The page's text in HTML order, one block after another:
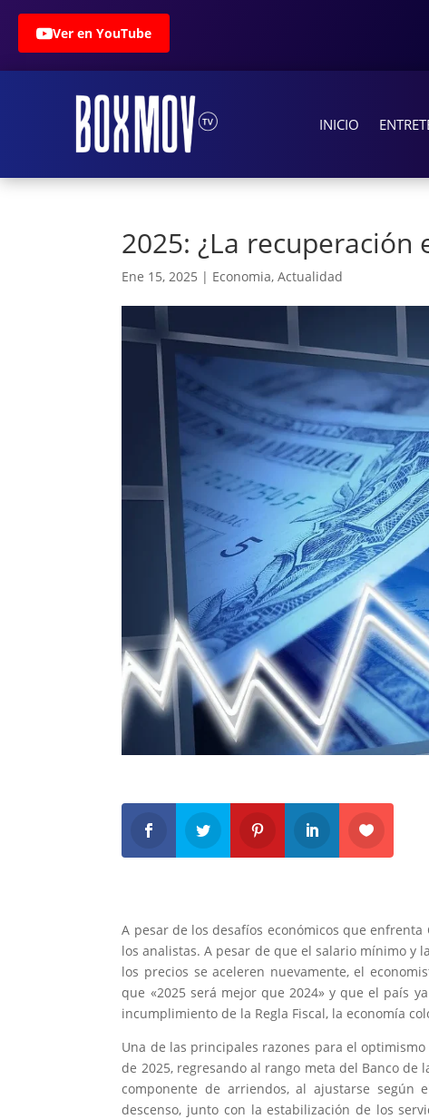
Ver en YouTube
INICIO
2025: ¿La recuperación
Ene 15, 2025 | Economia,Actualidad
A pesar de los desafíos económicos que
los analistas. A pesar de que el salario mínimo y
los precios se aceleren nuevamente, el
que «2025 será mejor que 2024» y que el país
incumplimiento de la Regla Fiscal, la economía
Una de las principales razones para el
de 2025, regresando al rango meta del Banco de
componente de arriendos, al ajustarse según
descenso, junto con la estabilización de los